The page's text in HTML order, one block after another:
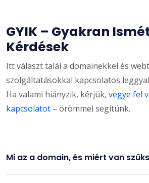
GYIK – Gyakran
Kérdések
Itt választ talál a domainekkel és
szolgáltatásokkal kapcsolatos
Ha valami hiányzik, kérjük, vegye fel
kapcsolatot – örömmel segítünk.
Mi az a domain, és miért van